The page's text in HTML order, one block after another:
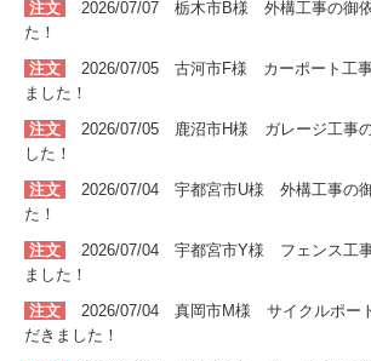
注文
2026/07/07 栃木市B様 外構工事の御
た！
注文
2026/07/05 古河市F様 カーポート 工
ました！
注文
2026/07/05 鹿沼市H様 ガレージ工事
した！
注文
2026/07/04 宇都宮市U様 外構工事の
た！
注文
2026/07/04 宇都宮市Y様 フェンス工
ました！
注文
2026/07/04 真岡市M様 サイクルポー
だきました！